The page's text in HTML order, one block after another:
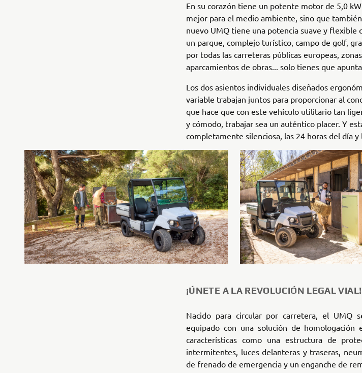
En su corazón tiene un potente motor de 5,0
mejor para el medio ambiente, sino que
nuevo UMQ tiene una potencia suave y flexible
un parque, complejo turístico, campo de golf,
por todas las carreteras públicas europeas,
aparcamientos de obras... solo tienes que
Los dos asientos individuales diseñados
variable trabajan juntos para proporcionar al
que hace que con este vehículo utilitario tan
y cómodo, trabajar sea un auténtico placer. Y
completamente silenciosa, las 24 horas del día y
¡ÚNETE A LA REVOLUCIÓN LEGAL VIAL!
Nacido para circular por carretera, el UMQ
equipado con una solución de homologación
características como una estructura de
intermitentes, luces delanteras y traseras,
de frenado de emergencia y un enganche de